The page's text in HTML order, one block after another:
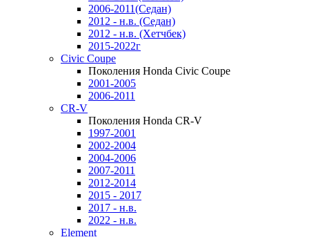
2006-2011(Седан)
2012 - н.в. (Седан)
2012 - н.в. (Хетчбек)
2015-2022г
Civic Coupe
Поколения Honda Civic Coupe
2001-2005
2006-2011
CR-V
Поколения Honda CR-V
1997-2001
2002-2004
2004-2006
2007-2011
2012-2014
2015 - 2017
2017 - н.в.
2022 - н.в.
Element